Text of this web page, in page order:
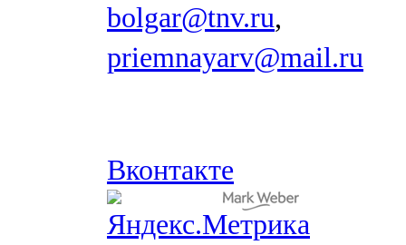
bolgar@tnv.ru,
priemnayarv@mail.ru
Вконтакте